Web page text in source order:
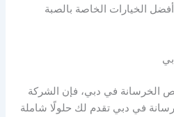
الخيارات الخاصة بالصبة
الخرسانة في دبي، فإن الشركة
في دبي تقدم لك حلولًا شاملة